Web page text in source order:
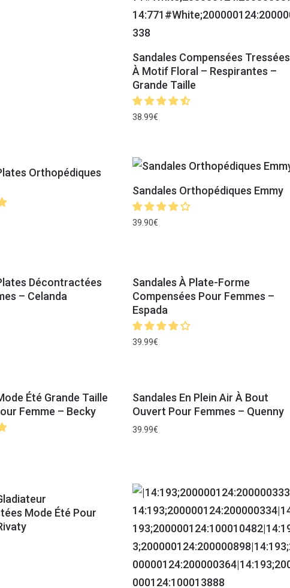
Sandales Compensées Tressées
À Motif Floral – Respirantes –
Grande Taille
38.99€
Orthopédiques
Sandales Orthopédiques Emmy
39.90€
Décontractées
– Celanda
Sandales À Plate-Forme
Compensées Pour Femmes –
Espada
39.99€
Été Grande Taille
Femme – Becky
Sandales En Plein Air À Bout
Ouvert Pour Femmes – Quenny
39.99€
Mode Été Pour